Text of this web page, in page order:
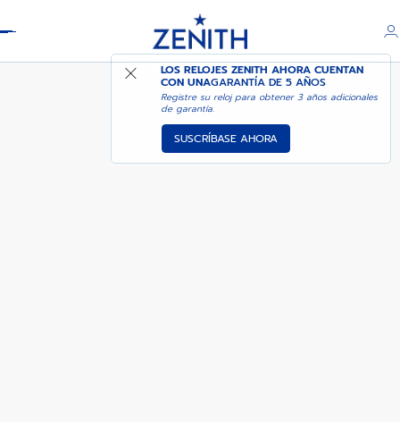
LOS RELOJES ZENITH AHORA CUENTAN
CON UNAGARANTÍA DE 5 AÑOS
Registre su reloj para obtener 3 años adicionales
de garantía.
SUSCRÍBASE AHORA
CHRONOMASTER REVIVAL EL